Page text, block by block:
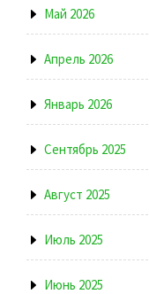
Май 2026
Апрель 2026
Январь 2026
Сентябрь 2025
Август 2025
Июль 2025
Июнь 2025